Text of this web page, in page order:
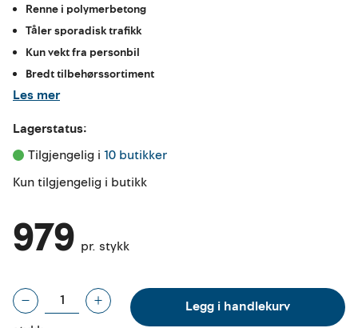
Renne i polymerbetong
Tåler sporadisk trafikk
Kun vekt fra personbil
Bredt tilbehørssortiment
Les mer
Lagerstatus:
Tilgjengelig i 10 butikker
Kun tilgjengelig i butikk
979 pr. stykk
Legg i handlekurv